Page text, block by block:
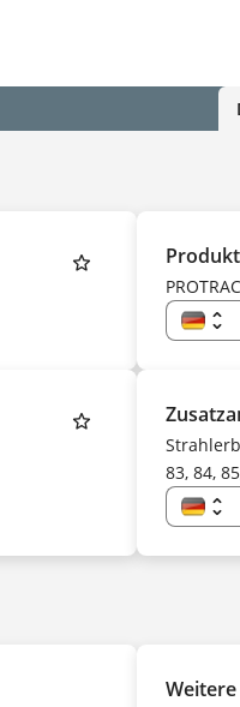
PROTRAC
unfold_more
DE
DA
ES
FI
FR
HU
IT
KK
KO
NO
83, 84,
unfold_more
DE
NO